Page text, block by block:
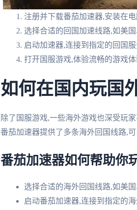
注册并下载番茄加速器,安装在电
选择合适的回国加速线路,如美国
启动加速器,连接到指定的回国服
打开国服游戏,体验流畅的游戏体
如何在国内玩国
除了国服游戏,一些海外游戏也深受玩
番茄加速器提供了多条海外回国线路,
番茄加速器如何帮助你
选择合适的海外回国线路,如美国
启动番茄加速器,连接到指定的海